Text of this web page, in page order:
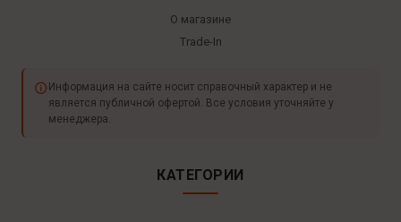
О магазине
Trade-In
Информация на сайте носит справочный характер и не
является публичной офертой. Все условия уточняйте у
менеджера.
КАТЕГОРИИ